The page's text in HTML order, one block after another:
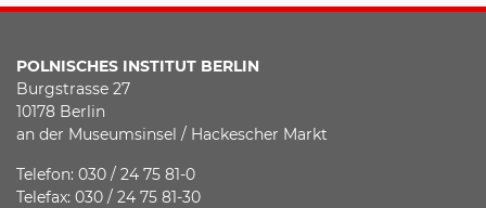
POLNISCHES INSTITUT BERLIN
Burgstrasse 27
10178 Berlin
an der Museumsinsel / Hackescher Markt
Telefon: 030 / 24 75 81-0
Telefax: 030 / 24 75 81-30